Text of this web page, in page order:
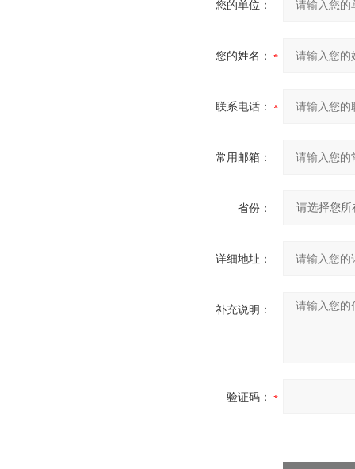
您的单位：
您的姓名：
联系电话：
常用邮箱：
省份：
详细地址：
补充说明：
验证码：